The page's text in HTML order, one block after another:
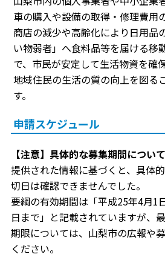
車の購入や設備の取得・修理費用
商店の減少や高齢化により日用品
い物弱者」へ食料品等を届ける移
で、市民が安定して生活物資を確
地域住民の生活の質の向上を図る
す。
申請スケジュール
【注意】具体的な募集期間について
提供された情報に基づくと、具体
切日は確認できませんでした。
要綱の有効期間は「平成25年4月1
日まで」と記載されていますが、
期限については、山梨市の広報や
ください。